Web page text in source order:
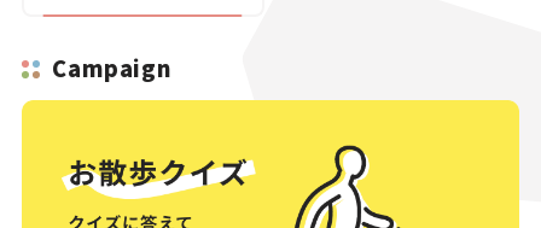
Campaign